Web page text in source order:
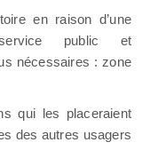
en raison d’une
public et
nécessaires : zone
qui les placeraient
des autres usagers